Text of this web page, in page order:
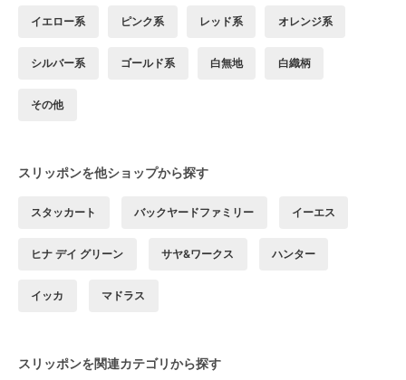
イエロー系 ピンク系 レッド系 オレンジ系
シルバー系 ゴールド系 白無地 白織柄
その他
スリッポンを他ショップから探す
スタッカート バックヤードファミリー イーエス
ヒナ デイ グリーン サヤ&ワークス ハンター
イッカ マドラス
スリッポンを関連カテゴリから探す